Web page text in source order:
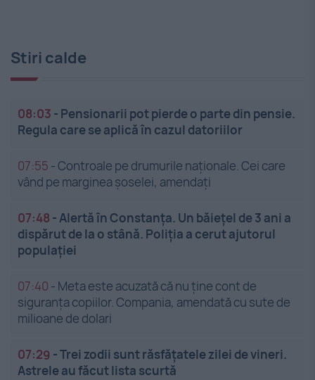
Stiri calde
08:03 - Pensionarii pot pierde o parte din pensie.
Regula care se aplică în cazul datoriilor
07:55 -Controale pe drumurile naționale. Cei care
vând pe marginea șoselei, amendați
07:48 -Alertă în Constanța. Un băiețel de 3 ani a
dispărut de la o stână. Poliția a cerut ajutorul
populației
07:40 - Meta este acuzată că nu ține cont de
siguranța copiilor. Compania, amendată cu sute de
milioane de dolari
07:29 -Trei zodii sunt răsfățatele zilei de vineri.
Astrele au făcut lista scurtă